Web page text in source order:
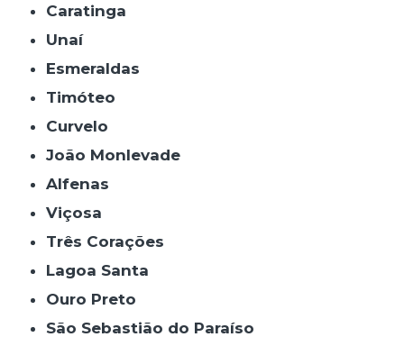
Caratinga
Unaí
Esmeraldas
Timóteo
Curvelo
João Monlevade
Alfenas
Viçosa
Três Corações
Lagoa Santa
Ouro Preto
São Sebastião do Paraíso